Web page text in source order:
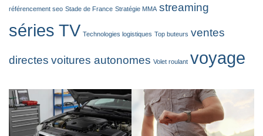
référencement seo Stade de France Stratégie MMA streaming
séries TV Technologies logistiques Top buteurs ventes
directes voitures autonomes Volet roulant voyage